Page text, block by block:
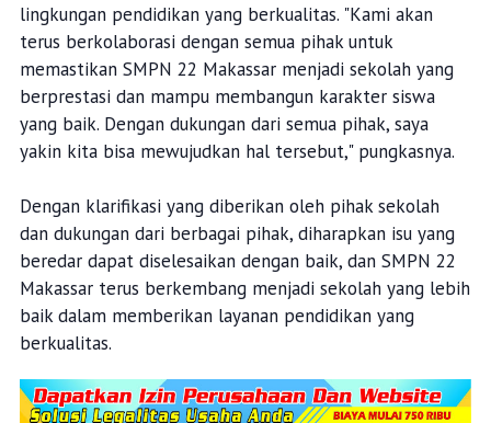
lingkungan pendidikan yang berkualitas. "Kami akan
terus berkolaborasi dengan semua pihak untuk
memastikan SMPN 22 Makassar menjadi sekolah yang
berprestasi dan mampu membangun karakter siswa
yang baik. Dengan dukungan dari semua pihak, saya
yakin kita bisa mewujudkan hal tersebut," pungkasnya.
Dengan klarifikasi yang diberikan oleh pihak sekolah
dan dukungan dari berbagai pihak, diharapkan isu yang
beredar dapat diselesaikan dengan baik, dan SMPN 22
Makassar terus berkembang menjadi sekolah yang lebih
baik dalam memberikan layanan pendidikan yang
berkualitas.